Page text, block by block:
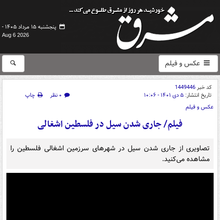
پنجشنبه ۱۵ مرداد ۱۴۰۵ -
Aug 6 2026
عکس و فیلم
کد خبر1449446
تاریخ انتشار: ۵ دی ۱۴۰۱ - ۱۰:۰۶ ۰ نظر
چاپ
عکس و فیلم
فیلم/ جاری شدن سیل در فلسطین اشغالی
تصاویری از جاری شدن سیل در شهرهای سرزمین اشغالی فلسطین را
مشاهده می‌کنید.